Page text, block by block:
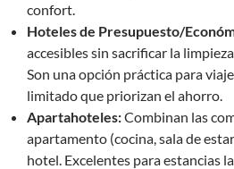
confort.
Hoteles de Presupuesto/
accesibles sin sacrificar la
Son una opción práctica para
limitado que priorizan el ahorro.
Apartahoteles:Combinan las
apartamento (cocina, sala de
hotel. Excelentes para estancias